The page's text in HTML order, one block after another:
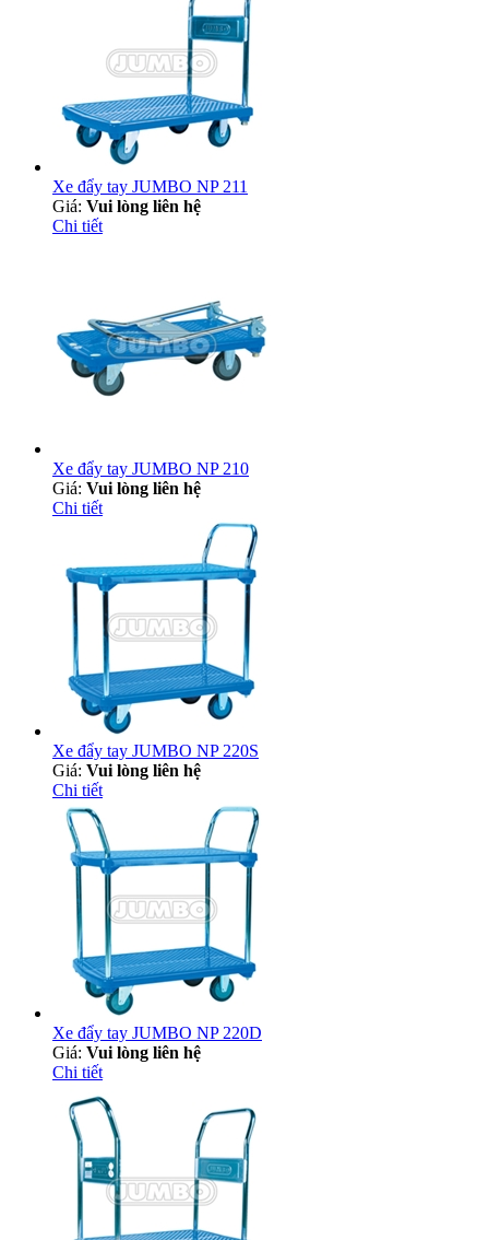
Xe đẩy tay JUMBO NP 211
Giá: Vui lòng liên hệ
Chi tiết
Xe đẩy tay JUMBO NP 210
Giá: Vui lòng liên hệ
Chi tiết
Xe đẩy tay JUMBO NP 220S
Giá: Vui lòng liên hệ
Chi tiết
Xe đẩy tay JUMBO NP 220D
Giá: Vui lòng liên hệ
Chi tiết